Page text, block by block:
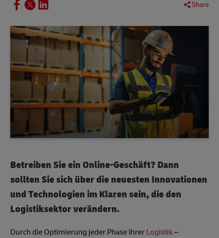
Share
Betreiben Sie ein Online-Geschäft? Dann
sollten Sie sich über die neuesten Innovationen
und Technologien im Klaren sein, die den
Logistiksektor verändern.
Durch die Optimierung jeder Phase Ihrer Logistik–